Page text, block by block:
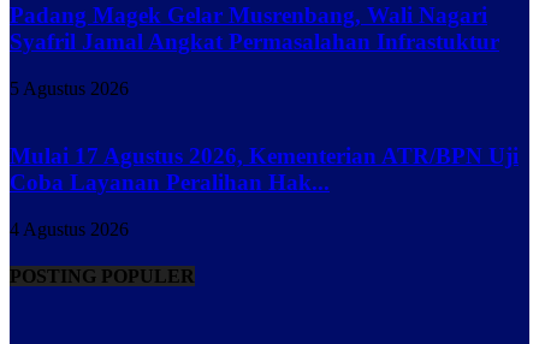
Padang Magek Gelar Musrenbang, Wali Nagari
Syafril Jamal Angkat Permasalahan Infrastuktur
5 Agustus 2026
Mulai 17 Agustus 2026, Kementerian ATR/BPN Uji
Coba Layanan Peralihan Hak...
4 Agustus 2026
POSTING POPULER